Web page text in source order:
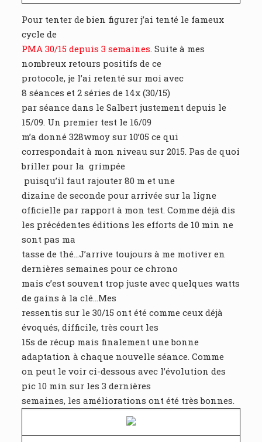
Pour tenter de bien figurer j’ai tenté le fameux
cycle de
PMA 30/15 depuis 3 semaines. Suite à mes
nombreux retours positifs de ce
protocole, je l’ai retenté sur moi avec
8 séances et 2 séries de 14x (30/15)
par séance dans le Salbert justement depuis le
15/09. Un premier test le 16/09
m’a donné 328wmoy sur 10’05 ce qui
correspondait à mon niveau sur 2015. Pas de quoi
briller pour la grimpée
puisqu’il faut rajouter 80 m et une
dizaine de seconde pour arrivée sur la ligne
officielle par rapport à mon test. Comme déjà dis
les précédentes éditions les efforts de 10 min ne
sont pas ma
tasse de thé…J’arrive toujours à me motiver en
dernières semaines pour ce chrono
mais c’est souvent trop juste avec quelques watts
de gains à la clé…Mes
ressentis sur le 30/15 ont été comme ceux déjà
évoqués, difficile, très court les
15s de récup mais finalement une bonne
adaptation à chaque nouvelle séance. Comme
on peut le voir ci-dessous avec l’évolution des
pic 10 min sur les 3 dernières
semaines, les améliorations ont été très bonnes.